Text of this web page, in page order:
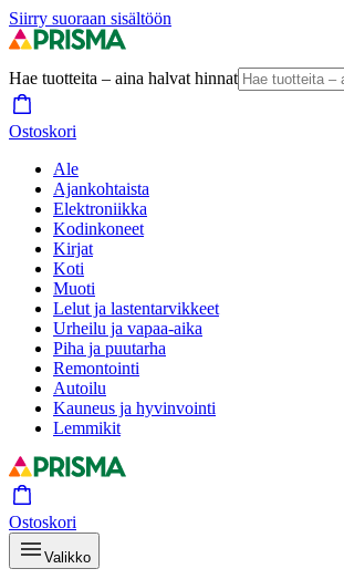
Siirry suoraan sisältöön
Hae tuotteita – aina halvat hinnat
Ostoskori
Ale
Ajankohtaista
Elektroniikka
Kodinkoneet
Kirjat
Koti
Muoti
Lelut ja lastentarvikkeet
Urheilu ja vapaa-aika
Piha ja puutarha
Remontointi
Autoilu
Kauneus ja hyvinvointi
Lemmikit
Ostoskori
Valikko